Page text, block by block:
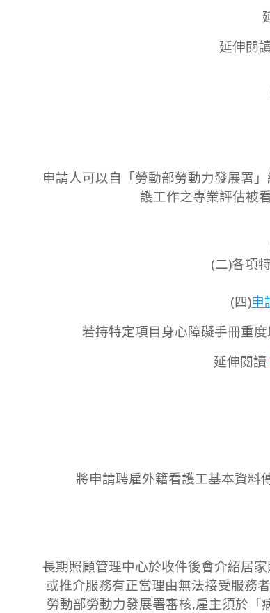
延伸閱
申請人可以自「勞動部勞動力發展署
護工作之專業評估被
(二)各項
(四)申
若持特定項目身心障礙手冊重
延伸閱讀
將申請聘雇外籍看護工基本資料
長期照顧管理中心於收件後會介紹居
或推介服務有正當理由無法接受服務
勞動部勞動力發展署審核,雇主須於